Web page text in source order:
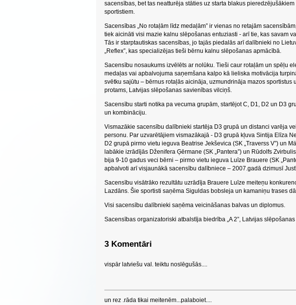
sacensības, bet tas neatturēja stāties uz starta blakus pieredzējušākiem
sportistiem.
Sacensības „No rotaļām līdz medaļām” ir vienas no retajām
tiek aicināti visi mazie kalnu slēpošanas entuziasti - arī tie, kas savam
Tās ir starptautiskas sacensības, jo tajās piedalās arī dalībnieki no
„Reflex”, kas specializējas tieši bērnu kalnu slēpošanas apmācībā.
Sacensību nosaukums izvēlēts ar nolūku. Tieši caur rotaļām un spēļu
medaļas vai apbalvojuma saņemšana kalpo kā lieliska motivācija
svētku sajūtu – bērnus rotaļās aicināja, uzmundrināja mazos
protams, Latvijas slēpošanas savienības vilciņš.
Sacensību starti notika pa vecuma grupām, startējot C, D1, D2 un D3
un kombināciju.
Vismazākie sacensību dalībnieki startēja D3 grupā un distanci varēja
personu. Par uzvarētājiem vismazākajā - D3 grupā kļuva Sintija Elīza
D2 grupā pirmo vietu ieguva Beatrise Jekševica (SK „Traverss V”) un
labākie izrādījās Dženifera Ģērmane (SK „Pantera”) un Rūdolfs
bija 9-10 gadus veci bērni – pirmo vietu ieguva Luīze Brauere (SK
apbalvoti arī visjaunākā sacensību dalībniece – 2007.gadā dzimusī
Sacensību visātrāko rezultātu uzrādīja Brauere Luīze meiteņu
Lazdāns. Šie sportisti saņēma Siguldas bobsleja un kamaniņu trases
Visi sacensību dalībnieki saņēma veicināšanas balvas un diplomus.
Sacensības organizatoriski atbalstīja biedrība „A 2”, Latvijas
3 Komentāri
vispār latviešu val. teiktu noslēgušās....
un rez .rāda tikai meitenēm...palaboiet....